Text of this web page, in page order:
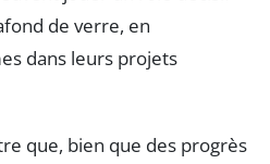
de verre, en
dans leurs projets
que, bien que des progrès